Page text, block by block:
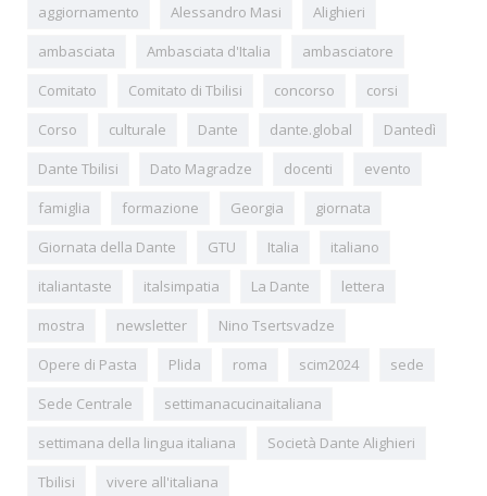
aggiornamento Alessandro Masi
Alighieri
ambasciata
Ambasciata d'Italia
ambasciatore
Comitato
Comitato di Tbilisi concorso
corsi
Corso
culturale Dante dante.global
Dantedì
Dante Tbilisi
Dato Magradze docenti
evento
famiglia
formazione Georgia
giornata
Giornata della Dante
GTU Italia
italiano
italiantaste
italsimpatia La Dante
lettera
mostra
newsletter
Nino Tsertsvadze
Opere di Pasta
Plida roma scim2024
sede
Sede Centrale
settimanacucinaitaliana
settimana della lingua italiana
Società Dante Alighieri
Tbilisi
vivere all'italiana